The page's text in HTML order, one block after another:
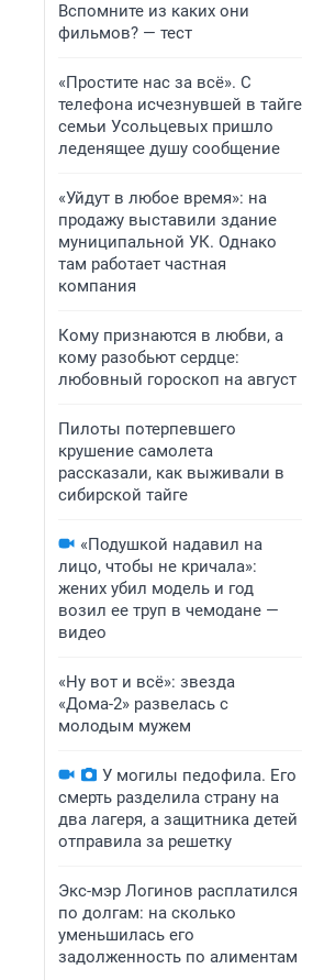
Вспомните из каких они
фильмов? — тест
«Простите нас за всё». С
телефона исчезнувшей в тайге
семьи Усольцевых пришло
леденящее душу сообщение
«Уйдут в любое время»: на
продажу выставили здание
муниципальной УК. Однако
там работает частная
компания
Кому признаются в любви, а
кому разобьют сердце:
любовный гороскоп на август
Пилоты потерпевшего
крушение самолета
рассказали, как выживали в
сибирской тайге
«Подушкой надавил на
лицо, чтобы не кричала»:
жених убил модель и год
возил ее труп в чемодане —
видео
«Ну вот и всё»: звезда
«Дома-2» развелась с
молодым мужем
У могилы педофила. Его
смерть разделила страну на
два лагеря, а защитника детей
отправила за решетку
Экс-мэр Логинов расплатился
по долгам: на сколько
уменьшилась его
задолженность по алиментам